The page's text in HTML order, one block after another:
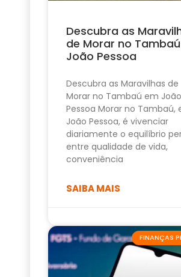
Descubra as
de Morar no
João Pessoa
Descubra as Maravilhas de
Morar no Tambaú em João
Pessoa Morar no Tambaú,
João Pessoa, é vivenciar
diariamente o equilíbrio
entre qualidade de vida,
conveniência
SAIBA MAIS
FINANÇAS